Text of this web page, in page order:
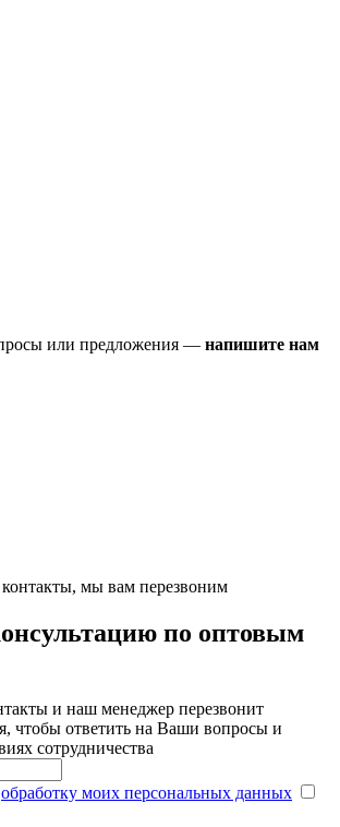
или предложения — напишите нам
контакты, мы вам перезвоним
по оптовым
и наш менеджер перезвонит
чтобы ответить на Ваши вопросы и
сотрудничества
обработку моих персональных данных